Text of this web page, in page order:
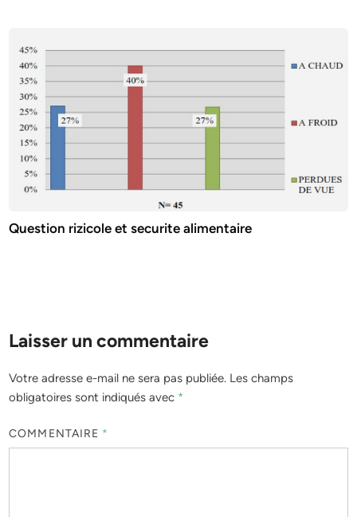
Question rizicole et securite alimentaire
Laisser un commentaire
Votre adresse e-mail ne sera pas publiée. Les champs
obligatoires sont indiqués avec *
COMMENTAIRE *